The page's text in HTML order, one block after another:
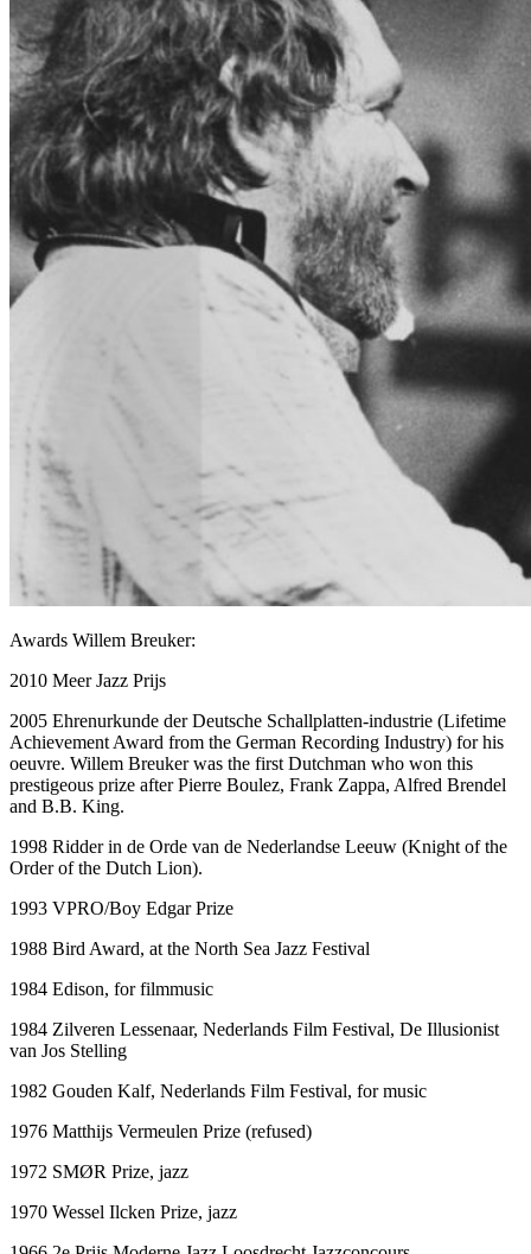
Awards Willem Breuker:
2010 Meer Jazz Prijs
2005 Ehrenurkunde der Deutsche Schallplatten-industrie (Lifetime
Achievement Award from the German Recording Industry) for his
oeuvre. Willem Breuker was the first Dutchman who won this
prestigeous prize after Pierre Boulez, Frank Zappa, Alfred Brendel
and B.B. King.
1998 Ridder in de Orde van de Nederlandse Leeuw (Knight of the
Order of the Dutch Lion).
1993 VPRO/Boy Edgar Prize
1988 Bird Award, at the North Sea Jazz Festival
1984 Edison, for filmmusic
1984 Zilveren Lessenaar, Nederlands Film Festival, De Illusionist
van Jos Stelling
1982 Gouden Kalf, Nederlands Film Festival, for music
1976 Matthijs Vermeulen Prize (refused)
1972 SMØR Prize, jazz
1970 Wessel Ilcken Prize, jazz